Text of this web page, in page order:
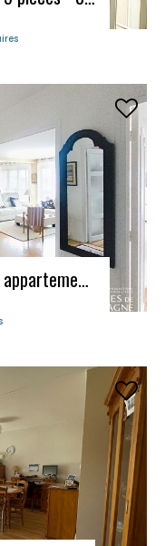
A VENDRE BREST Rive droite appartement 4 pièces